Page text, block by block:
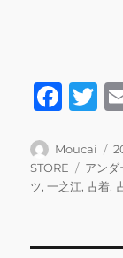
F
c
e
o
T
it
投
稿
者
Moucai
STORE
タ
グ
アンダ
ツ,一之江,古着,